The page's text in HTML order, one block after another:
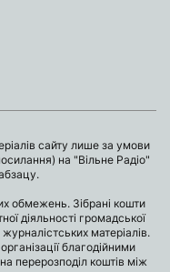
сайту лише за умови
на "Вільне Радіо"
обмежень. Зібрані кошти
діяльності громадської
матеріалів.
благодійними
перерозподіл коштів між